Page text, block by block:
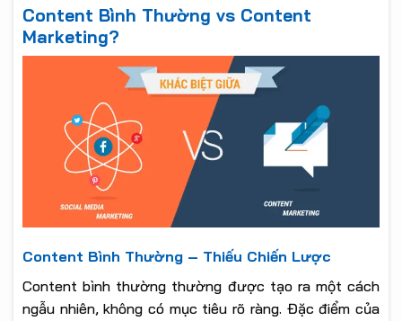
Content Bình Thường vs Content
Marketing?
Content Bình Thường – Thiếu Chiến Lược
Content bình thường thường được tạo ra một cách
ngẫu nhiên, không có mục tiêu rõ ràng. Đặc điểm của